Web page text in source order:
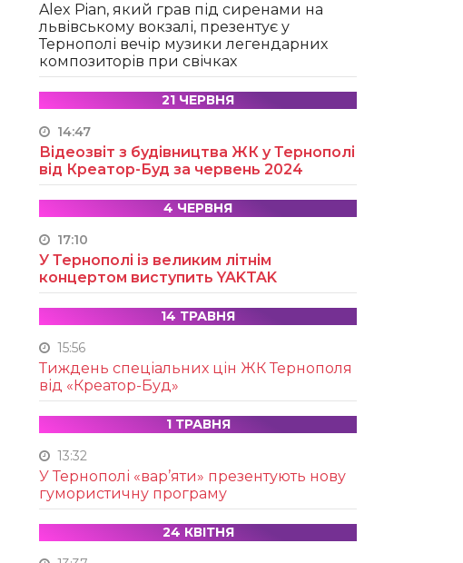
Alex Pian, який грав під сиренами на
львівському вокзалі, презентує у
Тернополі вечір музики легендарних
композиторів при свічках
21 ЧЕРВНЯ
14:47
Відеозвіт з будівництва ЖК у Тернополі
від Креатор-Буд за червень 2024
4 ЧЕРВНЯ
17:10
У Тернополі із великим літнім
концертом виступить YAKTAK
14 ТРАВНЯ
15:56
Тиждень спеціальних цін ЖК Тернополя
від «Креатор-Буд»
1 ТРАВНЯ
13:32
У Тернополі «вар’яти» презентують нову
гумористичну програму
24 КВІТНЯ